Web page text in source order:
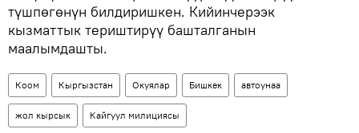
түшпөгөнүн билдиришкен. Кийинчерээк
кызматтык териштирүү башталганын
маалымдашты.
Коом Кыргызстан Окуялар Бишкек автоунаа
жол кырсык Кайгуул милициясы